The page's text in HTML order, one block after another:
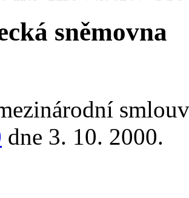
sněmovna
dne 3. 10. 2000.